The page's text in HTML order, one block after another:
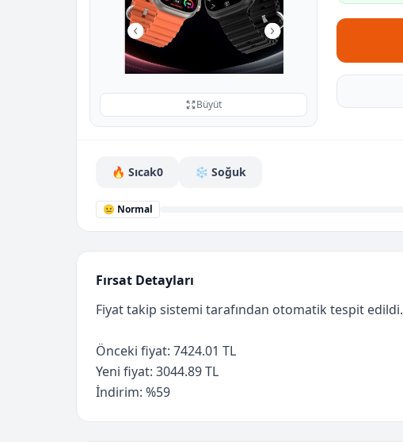
Büyüt
🔥 Sıcak0 ❄️ Soğuk
😐 Normal
Fırsat Detayları
Fiyat takip sistemi tarafından otomatik tespit edildi.
Önceki fiyat: 7424.01 TL
Yeni fiyat: 3044.89 TL
İndirim: %59